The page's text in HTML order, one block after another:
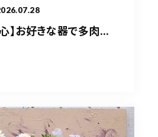
】お好きな器で多肉...